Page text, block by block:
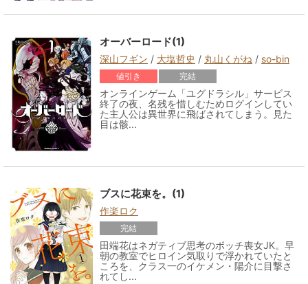
オーバーロード(1)
深山フギン / 大塩哲史 / 丸山くがね / so-bin
値引き 完結
オンラインゲーム「ユグドラシル」サービス
終了の夜、名残を惜しむためログインしてい
た主人公は異世界に飛ばされてしまう。見た
目は骸...
ブスに花束を。(1)
作楽ロク
完結
田端花はネガティブ思考のボッチ喪女JK。早
朝の教室でヒロイン気取りで浮かれていたと
ころを、クラス一のイケメン・陽介に目撃さ
れてし...